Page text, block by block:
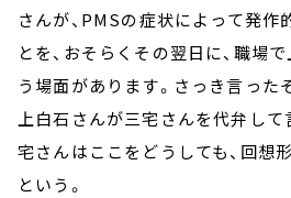
さんが、PMSの症状によって発作
とを、おそらくその翌日に、職場
う場面があります。さっき言った
上白石さんが三宅さんを代弁して
宅さんはここをどうしても、回想
という。